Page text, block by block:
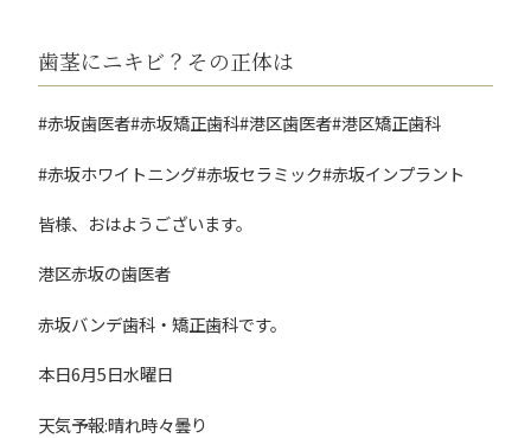
歯茎にニキビ？その正体は
#赤坂歯医者#赤坂矯正歯科#港区歯医者#港区矯正歯科
#赤坂ホワイトニング#赤坂セラミック#赤坂インプラント
皆様、おはようございます。
港区赤坂の歯医者
赤坂バンデ歯科・矯正歯科です。
本日6月5日水曜日
天気予報:晴れ時々曇り